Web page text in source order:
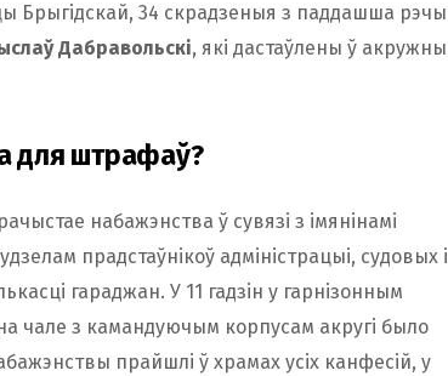
Брыгідскай, 34 скрадзеныя з паддашша рэчы
Дабравольскі, які дастаўлены ў акружны
для штрафаў?
набажэнства ў сувязі з імянінамі
прадстаўнікоў адміністрацыі, судовых і
гараджан. У 11 гадзін у гарнізонным
чале з камандуючым корпусам акругі было
прайшлі ў храмах усіх канфесій, у